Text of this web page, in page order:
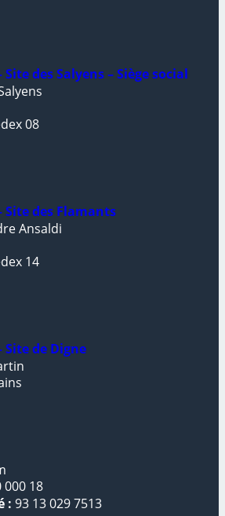
Site des Salyens – Siège social
08
Site des Flamants
Ansaldi
14
Site de Digne
000 18
: 93 13 029 7513